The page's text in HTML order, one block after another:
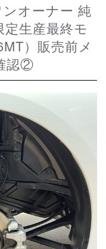
生産最終モ
）販売前メ
認②